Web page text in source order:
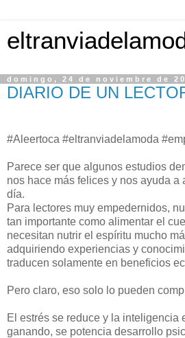
domingo, 24 de noviembre de
DIARIO DE UN
#Aleertoca #eltranviadelamoda
Parece ser que algunos estudios
nos hace más felices y nos ayuda a
día.
Para lectores muy empedernidos,
tan importante como alimentar el
necesitan nutrir el espíritu mucho
adquiriendo experiencias y
traducen solamente en beneficios
Pero claro, eso solo lo pueden
El estrés se reduce y la inteligencia
ganando, se potencia desarrollo